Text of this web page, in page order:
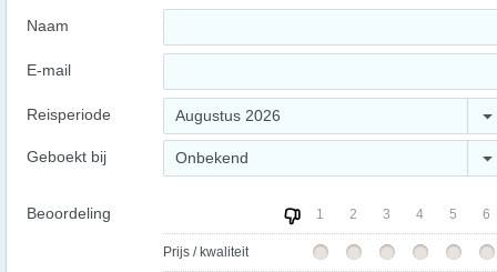
Naam
E-mail
Reisperiode Augustus 2026
Geboekt bij Onbekend
Beoordeling 1 2 3 4 5 6
Prijs / kwaliteit